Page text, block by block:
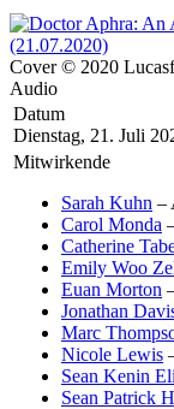
Cover © 2020
Audio
Datum
Dienstag, 21. Juli
Mitwirkende
Sarah Kuhn –
Carol Monda
Catherine
Emily Woo
Euan Morton
Jonathan
Marc
Nicole Lewis
Sean Kenin
Sean Patrick